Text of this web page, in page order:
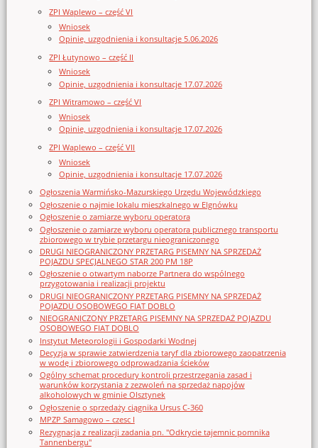
ZPI Waplewo – część VI
Wniosek
Opinie, uzgodnienia i konsultacje 5.06.2026
ZPI Łutynowo – część II
Wniosek
Opinie, uzgodnienia i konsultacje 17.07.2026
ZPI Witramowo – część VI
Wniosek
Opinie, uzgodnienia i konsultacje 17.07.2026
ZPI Waplewo – część VII
Wniosek
Opinie, uzgodnienia i konsultacje 17.07.2026
Ogłoszenia Warmińsko-Mazurskiego Urzędu Wojewódzkiego
Ogłoszenie o najmie lokalu mieszkalnego w Elgnówku
Ogłoszenie o zamiarze wyboru operatora
Ogłoszenie o zamiarze wyboru operatora publicznego transportu
zbiorowego w trybie przetargu nieograniczonego
DRUGI NIEOGRANICZONY PRZETARG PISEMNY NA SPRZEDAŻ
POJAZDU SPECJALNEGO STAR 200 PM 18P
Ogłoszenie o otwartym naborze Partnera do wspólnego
przygotowania i realizacji projektu
DRUGI NIEOGRANICZONY PRZETARG PISEMNY NA SPRZEDAŻ
POJAZDU OSOBOWEGO FIAT DOBLO
NIEOGRANICZONY PRZETARG PISEMNY NA SPRZEDAŻ POJAZDU
OSOBOWEGO FIAT DOBLO
Instytut Meteorologii i Gospodarki Wodnej
Decyzja w sprawie zatwierdzenia taryf dla zbiorowego zaopatrzenia
w wodę i zbiorowego odprowadzania ścieków
Ogólny schemat procedury kontroli przestrzegania zasad i
warunków korzystania z zezwoleń na sprzedaż napojów
alkoholowych w gminie Olsztynek
Ogłoszenie o sprzedaży ciągnika Ursus C-360
MPZP Samagowo – czesc I
Rezygnacja z realizacji zadania pn. "Odkrycie tajemnic pomnika
Tannenbergu"